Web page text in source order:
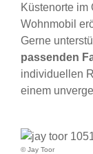
Küstenorte im
Wohnmobil
Gerne
passenden
individuellen
einem
© Jay Toor